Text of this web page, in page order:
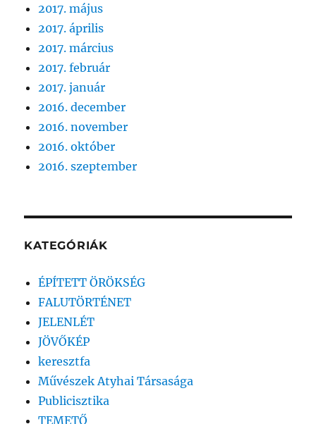
2017. május
2017. április
2017. március
2017. február
2017. január
2016. december
2016. november
2016. október
2016. szeptember
KATEGÓRIÁK
ÉPÍTETT ÖRÖKSÉG
FALUTÖRTÉNET
JELENLÉT
JÖVŐKÉP
keresztfa
Művészek Atyhai Társasága
Publicisztika
TEMETŐ